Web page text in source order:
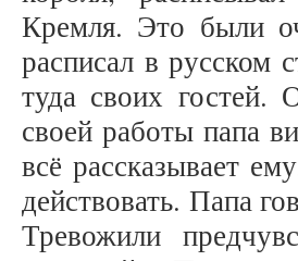
Кремля. Это были
расписал в русском
туда своих
своей работы папа
всё рассказывает
действовать. Папа
Тревожили